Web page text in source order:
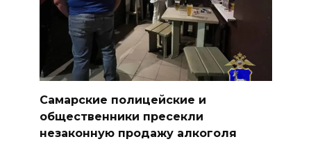
Самарские полицейские и
общественники пресекли
незаконную продажу алкоголя